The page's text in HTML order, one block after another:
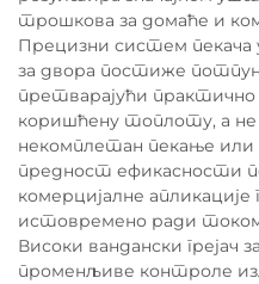
трошкова за домаће и
Прецизни систем пекача
за двора постиже
претварајући практично
коришћену топлоту, а
некомплетан пекање
предност ефикасности
комерцијалне
истовремено ради
Високи вандански грејач
променљиве контроле